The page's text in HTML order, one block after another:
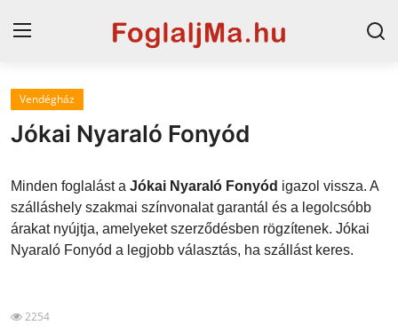
Magyarország
Horvát tengerpart
Szállások a Balatonon
Horvátország
Szállások Hajdúszoboszlón
Vendégház
Jókai Nyaraló Fonyód
Minden foglalást a Jókai Nyaraló Fonyód igazol vissza. A
szálláshely szakmai színvonalat garantál és a legolcsóbb
árakat nyújtja, amelyeket szerződésben rögzítenek. Jókai
Nyaraló Fonyód a legjobb választás, ha szállást keres.
2254